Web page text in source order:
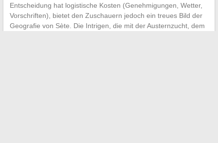
Entscheidung hat logistische Kosten (Genehmigungen, Wetter,
Vorschriften), bietet den Zuschauern jedoch ein treues Bild der
Geografie von Sète. Die Intrigen, die mit der Austernzucht, dem